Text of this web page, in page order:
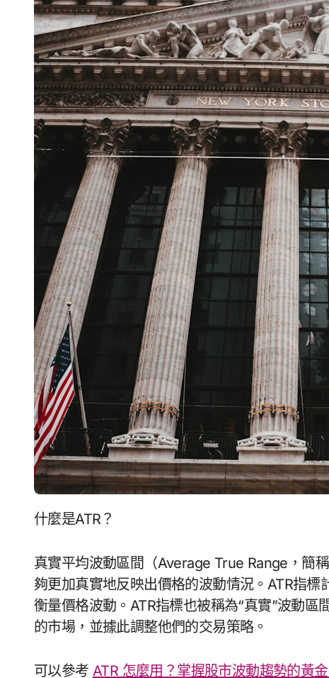
什麼是ATR？
真實平均波動區間（Average True Range，簡
夠更加真實地反映出價格的波動情況。ATR指
衡量價格波動。ATR指標也被稱為“真實”波動
的市場，並據此調整他們的交易策略。
可以參考 ATR 怎麼用？掌握股市波動趨勢的黃